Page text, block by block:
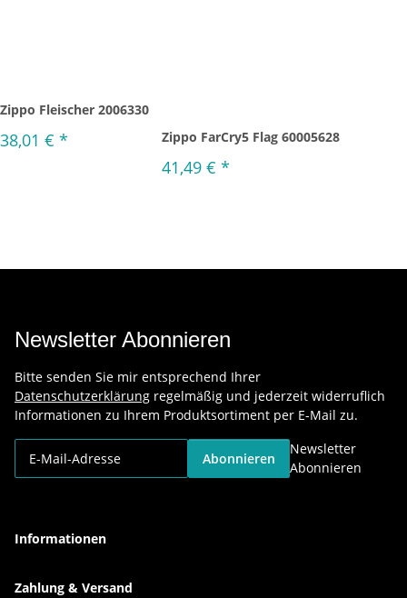
Zippo Fleischer 2006330
38,01 € * Zippo FarCry5 Flag 60005628
41,49 € *
Newsletter Abonnieren
Bitte senden Sie mir entsprechend Ihrer
Datenschutzerklärung regelmäßig und jederzeit widerruflich
Informationen zu Ihrem Produktsortiment per E-Mail zu.
Abonnieren
Newsletter
Abonnieren
Informationen
Zahlung & Versand